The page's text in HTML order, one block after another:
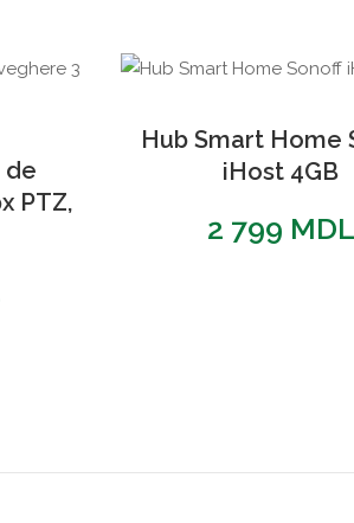
de
PTZ,
Hub Smart Home
iHost 4GB
2 799 MDL